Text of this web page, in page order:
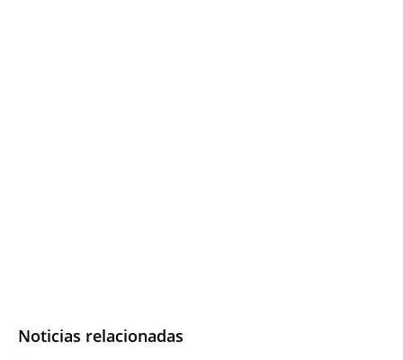
Noticias relacionadas